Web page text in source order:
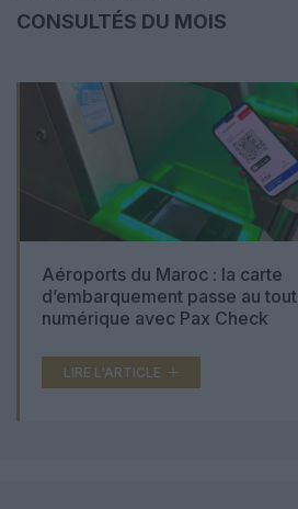
CONSULTÉS DU MOIS
Aéroports du Maroc : la carte
d’embarquement passe au tout
numérique avec Pax Check
LIRE L'ARTICLE